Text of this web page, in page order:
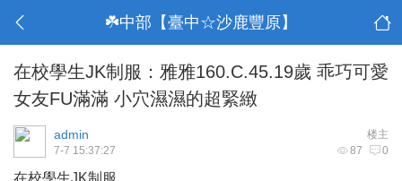
☘️中部【臺中☆沙鹿豐原】
在校學生JK制服：雅雅160.C.45.19歲 乖巧可愛
女友FU滿滿 小穴濕濕的超緊緻
楼主
admin
87 0
7-7 15:37:27
在校學生JK制服